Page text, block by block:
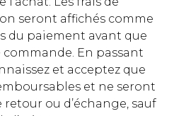
seront affichés comme
du paiement avant que
En passant
et acceptez que
et ne seront
retour ou d’échange, sauf